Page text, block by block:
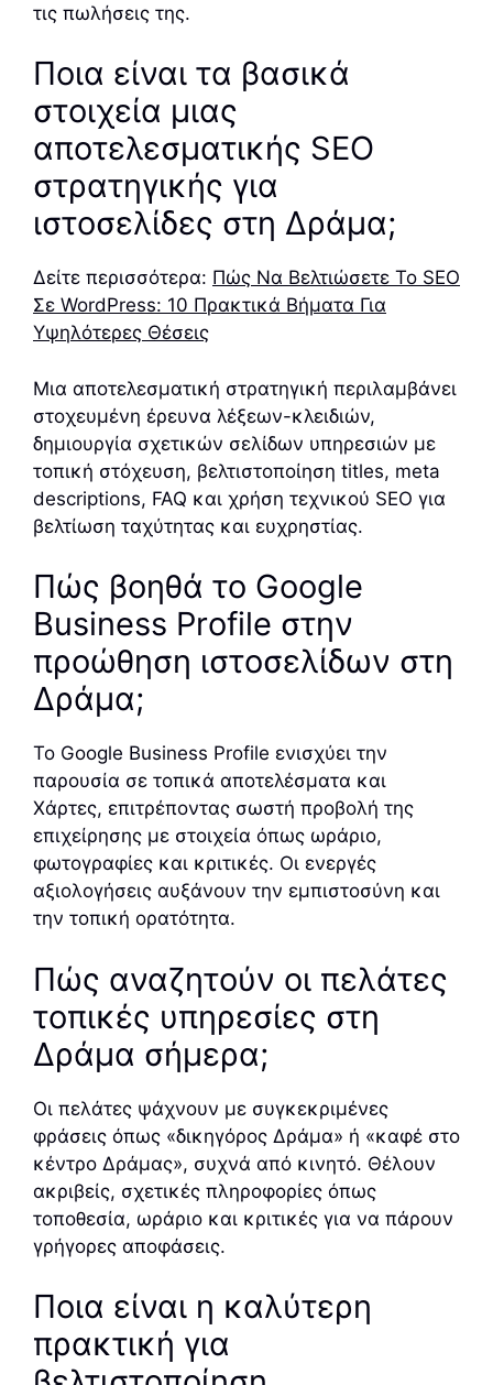
τις πωλήσεις της.
Ποια είναι τα βασικά
στοιχεία μιας
αποτελεσματικής SEO
στρατηγικής για
ιστοσελίδες στη Δράμα;
Δείτε περισσότερα: Πώς Να Βελτιώσετε Το SEO
Σε WordPress: 10 Πρακτικά Βήματα Για
Υψηλότερες Θέσεις
Μια αποτελεσματική στρατηγική περιλαμβάνει
στοχευμένη έρευνα λέξεων-κλειδιών,
δημιουργία σχετικών σελίδων υπηρεσιών με
τοπική στόχευση, βελτιστοποίηση titles, meta
descriptions, FAQ και χρήση τεχνικού SEO για
βελτίωση ταχύτητας και ευχρηστίας.
Πώς βοηθά το Google
Business Profile στην
προώθηση ιστοσελίδων στη
Δράμα;
Το Google Business Profile ενισχύει την
παρουσία σε τοπικά αποτελέσματα και
Χάρτες, επιτρέποντας σωστή προβολή της
επιχείρησης με στοιχεία όπως ωράριο,
φωτογραφίες και κριτικές. Οι ενεργές
αξιολογήσεις αυξάνουν την εμπιστοσύνη και
την τοπική ορατότητα.
Πώς αναζητούν οι πελάτες
τοπικές υπηρεσίες στη
Δράμα σήμερα;
Οι πελάτες ψάχνουν με συγκεκριμένες
φράσεις όπως «δικηγόρος Δράμα» ή «καφέ στο
κέντρο Δράμας», συχνά από κινητό. Θέλουν
ακριβείς, σχετικές πληροφορίες όπως
τοποθεσία, ωράριο και κριτικές για να πάρουν
γρήγορες αποφάσεις.
Ποια είναι η καλύτερη
πρακτική για